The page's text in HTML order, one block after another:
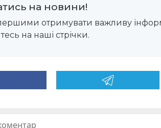
на новини!
отримувати важливу
на наші стрічки.